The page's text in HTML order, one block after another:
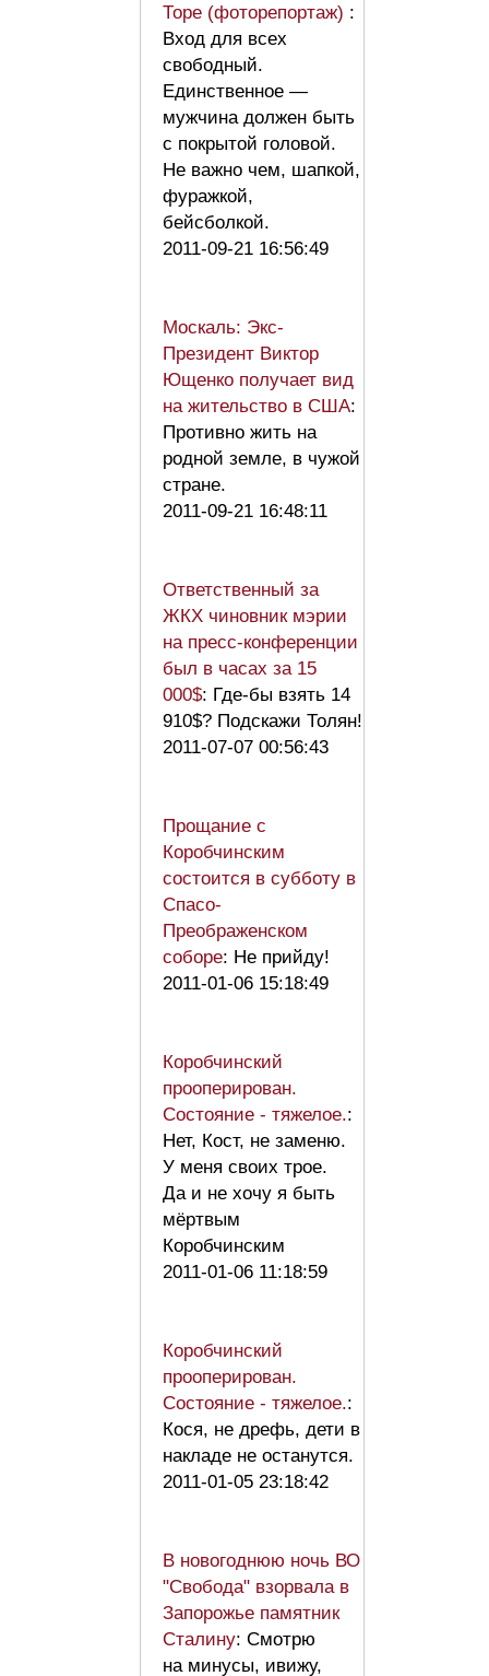
Торе (фоторепортаж) :
Вход для всех
свободный.
Единственное —
мужчина должен быть
с покрытой головой.
Не важно чем, шапкой,
фуражкой,
бейсболкой.
2011-09-21 16:56:49
Москаль: Экс-
Президент Виктор
Ющенко получает вид
на жительство в США:
Противно жить на
родной земле, в чужой
стране.
2011-09-21 16:48:11
Ответственный за
ЖКХ чиновник мэрии
на пресс-конференции
был в часах за 15
000$: Где-бы взять 14
910$? Подскажи Толян!
2011-07-07 00:56:43
Прощание с
Коробчинским
состоится в субботу в
Спасо-
Преображенском
соборе: Не прийду!
2011-01-06 15:18:49
Коробчинский
прооперирован.
Состояние - тяжелое.:
Нет, Кост, не заменю.
У меня своих трое.
Да и не хочу я быть
мёртвым
Коробчинским
2011-01-06 11:18:59
Коробчинский
прооперирован.
Состояние - тяжелое.:
Кося, не дрефь, дети в
накладе не останутся.
2011-01-05 23:18:42
В новогоднюю ночь ВО
"Свобода" взорвала в
Запорожье памятник
Сталину: Смотрю
на минусы, ивижу,